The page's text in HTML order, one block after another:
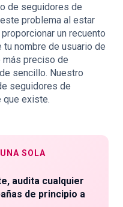
de seguidores de
problema al estar
un recuento
nombre de usuario de
más preciso de
sencillo. Nuestro
seguidores de
que existe.
SOLA
audita cualquier
de principio a